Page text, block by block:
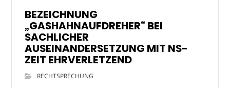
BEZEICHNUNG
„GASHAHNAUFDREHER“ BEI
SACHLICHER
AUSEINANDERSETZUNG MIT NS-
ZEIT EHRVERLETZEND
RECHTSPRECHUNG